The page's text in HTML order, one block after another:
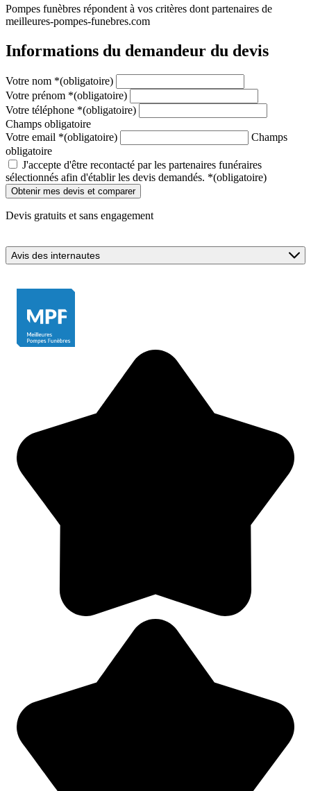
Pompes funèbres répondent à vos critères dont partenaires de
meilleures-pompes-funebres.com
Informations du demandeur du devis
Votre nom *(obligatoire)
Votre prénom *(obligatoire)
Votre téléphone *(obligatoire)
Champs obligatoire
Votre email *(obligatoire)
Champs
obligatoire
J'accepte d'être recontacté par les partenaires funéraires
sélectionnés afin d'établir les devis demandés. *(obligatoire)
Devis gratuits et sans engagement
Avis des internautes